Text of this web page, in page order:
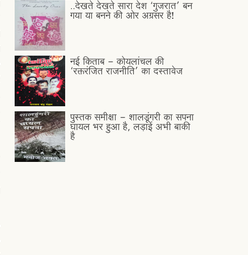
..देखते देखते सारा देश ‘गुजरात’ बन
गया या बनने की ओर अग्रसर है!
नई किताब - कोयलांचल की
‘रक्तरंजित राजनीति’ का दस्तावेज
पुस्तक समीक्षा - शालडूंगरी का सपना
घायल भर हुआ है, लड़ाई अभी बाकी
है